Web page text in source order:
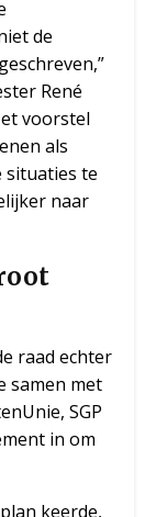
de
René
voorstel
als
situaties te
naar
raad echter
samen met
SGP
in om
keerde,